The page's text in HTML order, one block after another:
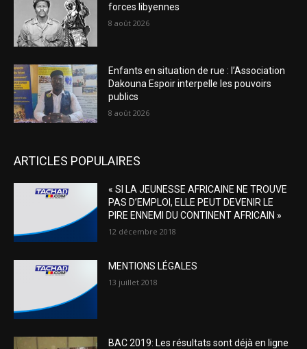
forces libyennes
8 août 2026
Enfants en situation de rue : l’Association
Dakouna Espoir interpelle les pouvoirs
publics
8 août 2026
ARTICLES POPULAIRES
« SI LA JEUNESSE AFRICAINE NE TROUVE
PAS D’EMPLOI, ELLE PEUT DEVENIR LE
PIRE ENNEMI DU CONTINENT AFRICAIN »
12 décembre 2018
MENTIONS LÉGALES
13 juillet 2018
BAC 2019: Les résultats sont déjà en ligne